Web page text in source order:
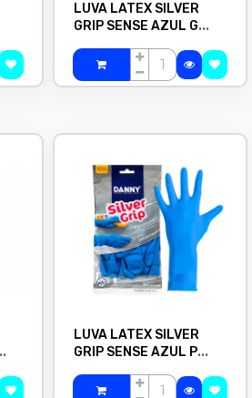
LUVA LATEX SILVER
GRIP SENSE AZUL G
LUVA LATEX SILVER
GRIP SENSE AZUL P